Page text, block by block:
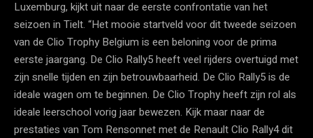
Luxemburg, kijkt uit naar de eerste confrontatie van het
seizoen in Tielt. “Het mooie startveld voor dit tweede seizoen
van de Clio Trophy Belgium is een beloning voor de prima
eerste jaargang. De Clio Rally5 heeft veel rijders overtuigd met
zijn snelle tijden en zijn betrouwbaarheid. De Clio Rally5 is de
ideale wagen om te beginnen. De Clio Trophy heeft zijn rol als
ideale leerschool vorig jaar bewezen. Kijk maar naar de
prestaties van Tom Rensonnet met de Renault Clio Rally4 dit